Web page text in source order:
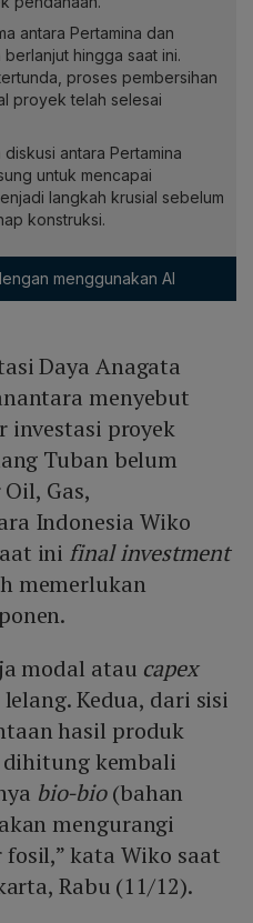
antara Pertamina dan
hingga saat ini.
proses pembersihan
proyek telah selesai
antara Pertamina
untuk mencapai
langkah krusial sebelum
konstruksi.
menggunakan AI
Daya Anagata
menyebut
investasi proyek
Tuban belum
Gas,
Indonesia Wiko
ini final investment
memerlukan
modal atau capex
Kedua, dari sisi
hasil produk
dihitung kembali
bio-bio(bahan
mengurangi
kata Wiko saat
Rabu (11/12).